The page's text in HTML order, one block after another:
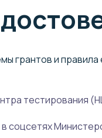
грантов и
тестирования
соцсетях